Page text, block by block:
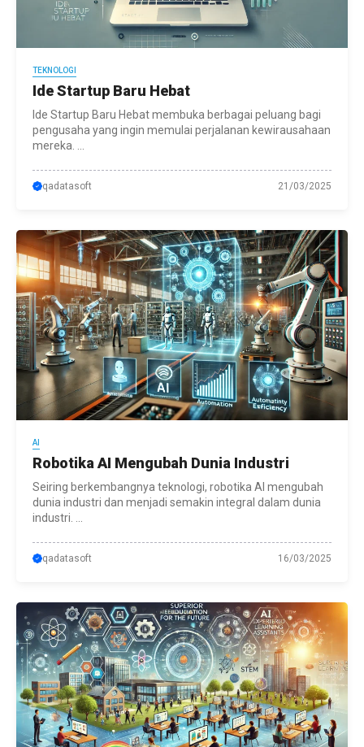
TEKNOLOGI
Ide Startup Baru Hebat
Ide Startup Baru Hebat membuka berbagai peluang bagi
pengusaha yang ingin memulai perjalanan kewirausahaan
mereka. ...
qadatasoft 21/03/2025
AI
Robotika AI Mengubah Dunia Industri
Seiring berkembangnya teknologi, robotika AI mengubah
dunia industri dan menjadi semakin integral dalam dunia
industri. ...
qadatasoft 16/03/2025